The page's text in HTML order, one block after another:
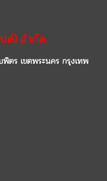
ด์) จำกัด
ตร เขตพระนคร กรุงเทพ